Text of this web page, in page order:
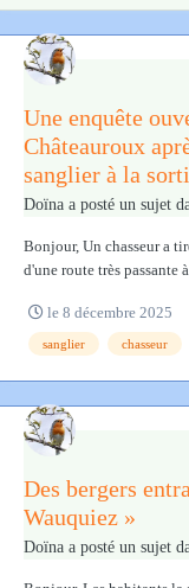
Une enquête
Châteauroux
sanglier à la
Doïna a posté un sujet
Bonjour, Un chasseur a
d'une route très passante
homme de 76 ans a été
http...
le 8 décembre 2025
sanglier chasseur
Des bergers
Wauquiez »
Doïna a posté un sujet